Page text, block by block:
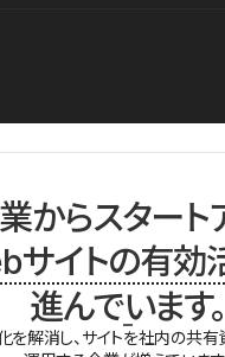
からスタート
サイトの有効
進んでいます。
を解消し、サイトを社内の共有